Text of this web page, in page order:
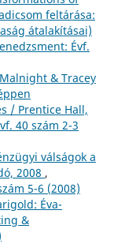
feltárása:
átalakításai)
Évf.
& Tracey
/ Prentice Hall,
40 szám 2-3
válságok a
2008 ,
5-6 (2008)
Éva-
&